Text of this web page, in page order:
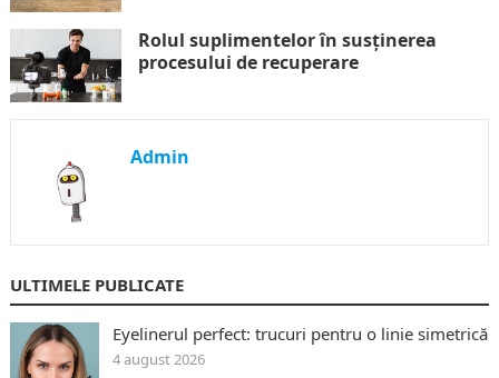
Rolul suplimentelor în susținerea
procesului de recuperare
Admin
ULTIMELE PUBLICATE
Eyelinerul perfect: trucuri pentru o linie simetrică
4 august 2026